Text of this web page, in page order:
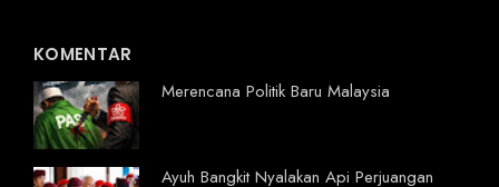
KOMENTAR
Merencana Politik Baru Malaysia
Ayuh Bangkit Nyalakan Api Perjuangan